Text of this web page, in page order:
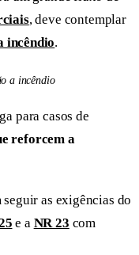
, deve contemplar
incêndio.
a incêndio
para casos de
reforcem a
as exigências do
e a NR 23 com